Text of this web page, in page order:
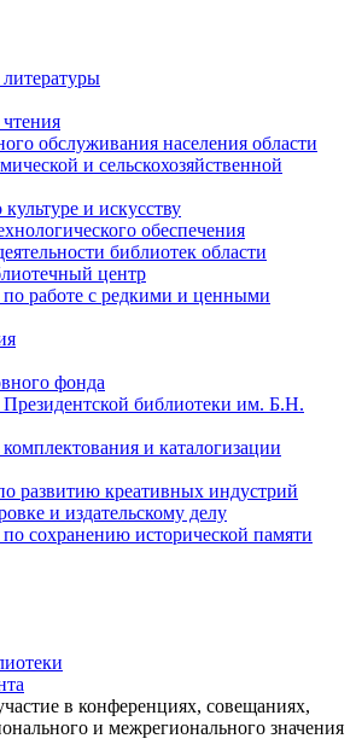
обслуживания населения области
и сельскохозяйственной
и искусству
обеспечения
библиотек области
центр
работе с редкими и ценными
фонда
библиотеки им. Б.Н.
и каталогизации
развитию креативных индустрий
и издательскому делу
сохранению исторической памяти
в конференциях, совещаниях,
и межрегионального значения